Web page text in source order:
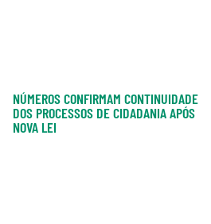
NÚMEROS CONFIRMAM CONTINUIDADE
DOS PROCESSOS DE CIDADANIA APÓS
NOVA LEI